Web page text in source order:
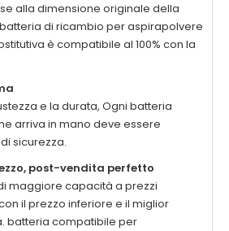
alla dimensione originale della
batteria di ricambio per aspirapolvere
è compatibile al 100% con la
e la durata, Ogni batteria
arriva in mano deve essere
sicurezza.
post-vendita perfetto
maggiore capacità a prezzi
il prezzo inferiore e il miglior
batteria compatibile per